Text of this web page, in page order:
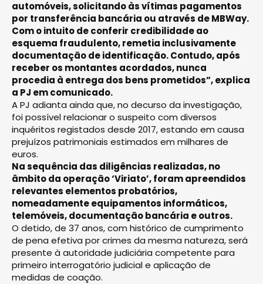
automóveis, solicitando às vítimas pagamentos
por transferência bancária ou através de MBWay.
Com o intuito de conferir credibilidade ao
esquema fraudulento, remetia inclusivamente
documentação de identificação. Contudo, após
receber os montantes acordados, nunca
procedia à entrega dos bens prometidos”, explica
a PJ em comunicado.
A PJ adianta ainda que, no decurso da investigação,
foi possível relacionar o suspeito com diversos
inquéritos registados desde 2017, estando em causa
prejuízos patrimoniais estimados em milhares de
euros.
Na sequência das diligências realizadas, no
âmbito da operação ‘Viriato’, foram apreendidos
relevantes elementos probatórios,
nomeadamente equipamentos informáticos,
telemóveis, documentação bancária e outros.
O detido, de 37 anos, com histórico de cumprimento
de pena efetiva por crimes da mesma natureza, será
presente à autoridade judiciária competente para
primeiro interrogatório judicial e aplicação de
medidas de coação.